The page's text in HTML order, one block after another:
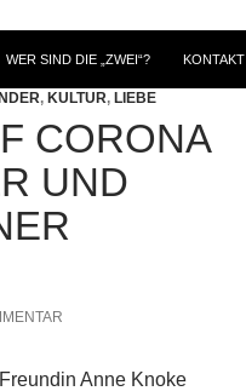
WER SIND DIE „ZWEI“? KONTAKT
, KULTUR, LIEBE
CORONA
UND
Anne Knoke